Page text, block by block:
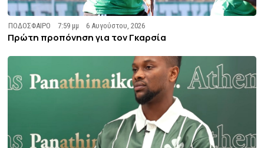
ΠΟΔΟΣΦΑΙΡΟ 7:59 μμ 6 Αυγούστου, 2026
Πρώτη προπόνηση για τον Γκαρσία